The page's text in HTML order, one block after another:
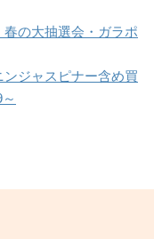
の大抽選会・ガラポ
ジャスピナー含め買